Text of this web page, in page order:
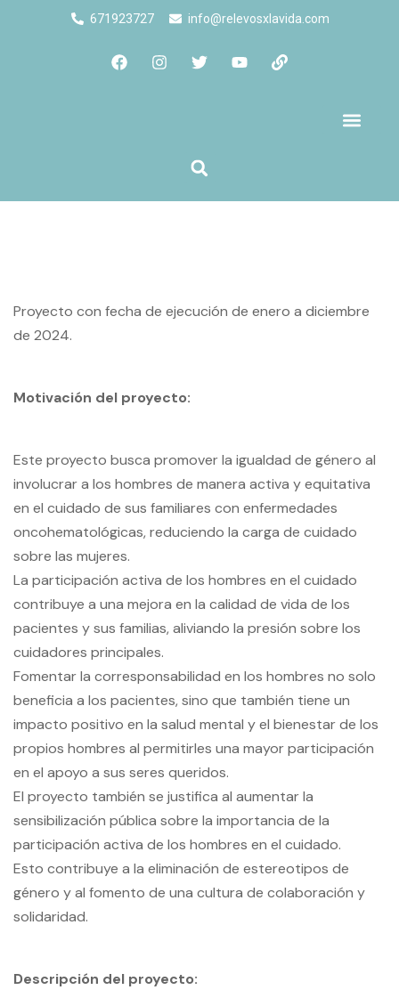
671923727 info@relevosxlavida.com
Proyecto con fecha de ejecución de enero a diciembre
de 2024.
Motivación del proyecto:
Este proyecto busca promover la igualdad de género al
involucrar a los hombres de manera activa y equitativa
en el cuidado de sus familiares con enfermedades
oncohematológicas, reduciendo la carga de cuidado
sobre las mujeres.
La participación activa de los hombres en el cuidado
contribuye a una mejora en la calidad de vida de los
pacientes y sus familias, aliviando la presión sobre los
cuidadores principales.
Fomentar la corresponsabilidad en los hombres no solo
beneficia a los pacientes, sino que también tiene un
impacto positivo en la salud mental y el bienestar de los
propios hombres al permitirles una mayor participación
en el apoyo a sus seres queridos.
El proyecto también se justifica al aumentar la
sensibilización pública sobre la importancia de la
participación activa de los hombres en el cuidado.
Esto contribuye a la eliminación de estereotipos de
género y al fomento de una cultura de colaboración y
solidaridad.
Descripción del proyecto: